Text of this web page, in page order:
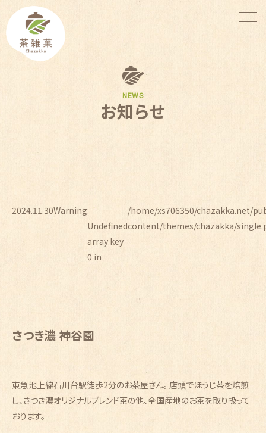
NEWS
お知らせ
2024.11.30Warning:
Undefined
array key
0 in
/home/xs706350/chazakka.net/
content/themes/chazakka/
さつき濃 神谷園
東急池上線石川台駅徒歩2分のお茶屋さん。 店頭でほうじ茶を焙煎
し、さつき濃オリジナルブレンド茶の他、全国産地のお茶を取り扱って
おります。